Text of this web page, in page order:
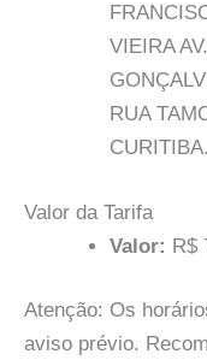
VIEIRA
RUA
CURITIBA.
Valor da Tarifa
Valor: R$
Atenção: Os
aviso prévio.